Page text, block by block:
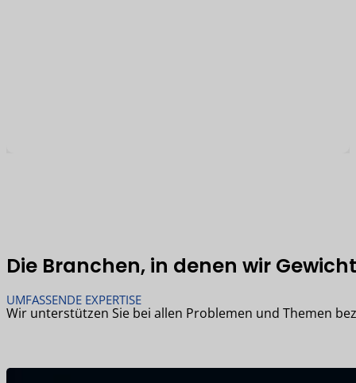
Die Branchen, in denen wir
UMFASSENDE EXPERTISE
Wir unterstützen Sie bei allen Problemen und Themen